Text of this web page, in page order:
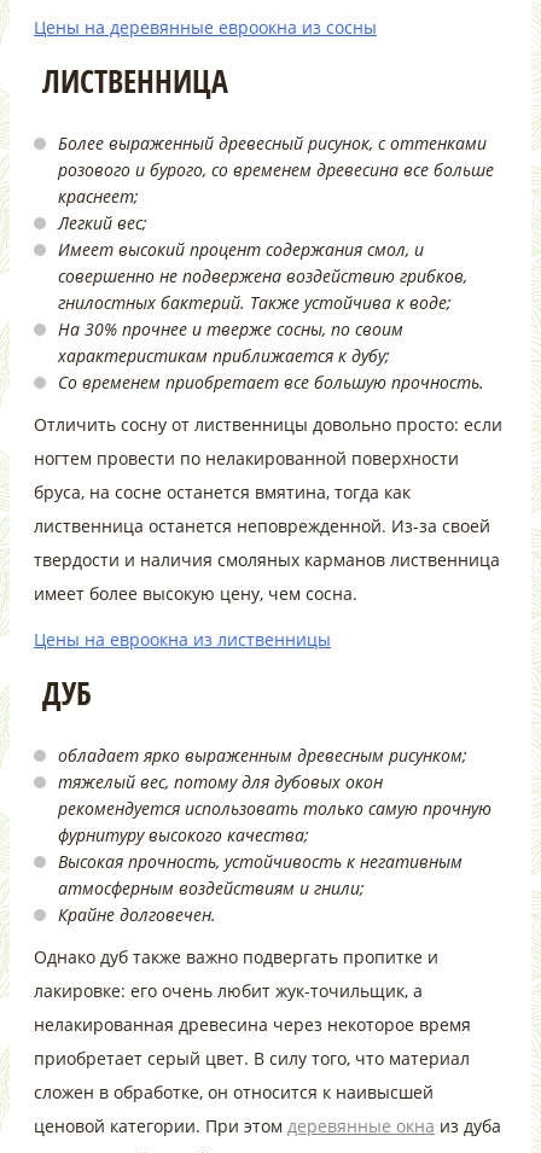
Цены на деревянные евроокна из сосны
ЛИСТВЕННИЦА
Более выраженный древесный рисунок, с оттенками
розового и бурого, со временем древесина все больше
краснеет;
Легкий вес;
Имеет высокий процент содержания смол, и
совершенно не подвержена воздействию грибков,
гнилостных бактерий. Также устойчива к воде;
На 30% прочнее и тверже сосны, по своим
характеристикам приближается к дубу;
Со временем приобретает все большую прочность.
Отличить сосну от лиственницы довольно просто: если
ногтем провести по нелакированной поверхности
бруса, на сосне останется вмятина, тогда как
лиственница останется неповрежденной. Из-за своей
твердости и наличия смоляных карманов лиственница
имеет более высокую цену, чем сосна.
Цены на евроокна из лиственницы
ДУБ
обладает ярко выраженным древесным рисунком;
тяжелый вес, потому для дубовых окон
рекомендуется использовать только самую прочную
фурнитуру высокого качества;
Высокая прочность, устойчивость к негативным
атмосферным воздействиям и гнили;
Крайне долговечен.
Однако дуб также важно подвергать пропитке и
лакировке: его очень любит жук-точильщик, а
нелакированная древесина через некоторое время
приобретает серый цвет. В силу того, что материал
сложен в обработке, он относится к наивысшей
ценовой категории. При этом деревянные окна из дуба